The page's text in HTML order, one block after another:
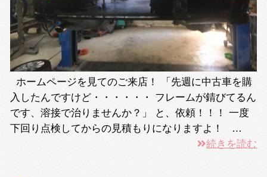
ホームページを見てのご来店！ 「先週に中古車を購
入したんですけど・・・・・・ フレームが錆びてるん
です、溶接で治りませんか？」 と、依頼！！！ 一度
下回り点検してからの見積もりになりますよ！ …
続きを読む